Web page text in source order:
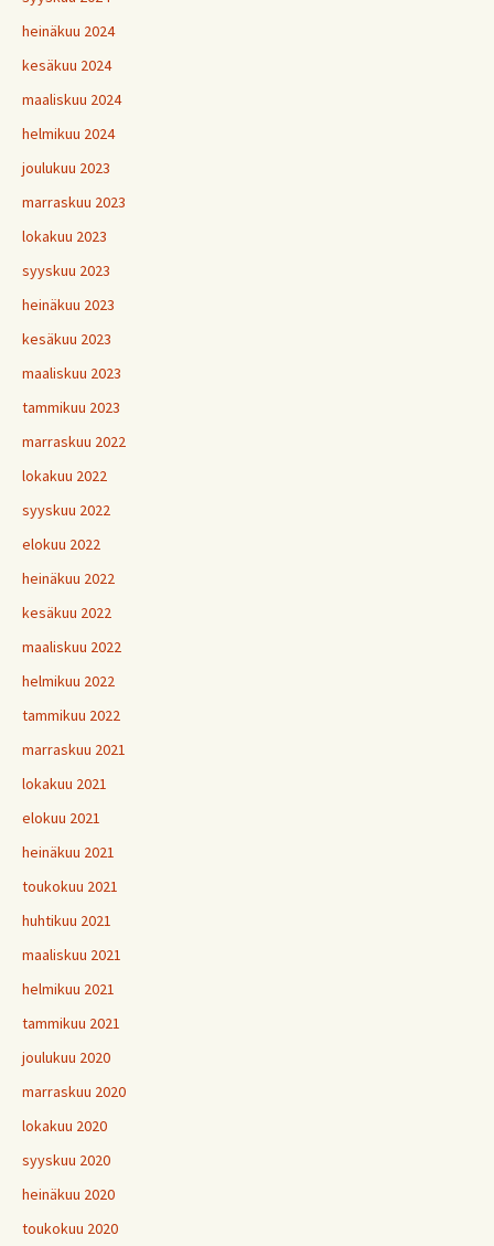
heinäkuu 2024
kesäkuu 2024
maaliskuu 2024
helmikuu 2024
joulukuu 2023
marraskuu 2023
lokakuu 2023
syyskuu 2023
heinäkuu 2023
kesäkuu 2023
maaliskuu 2023
tammikuu 2023
marraskuu 2022
lokakuu 2022
syyskuu 2022
elokuu 2022
heinäkuu 2022
kesäkuu 2022
maaliskuu 2022
helmikuu 2022
tammikuu 2022
marraskuu 2021
lokakuu 2021
elokuu 2021
heinäkuu 2021
toukokuu 2021
huhtikuu 2021
maaliskuu 2021
helmikuu 2021
tammikuu 2021
joulukuu 2020
marraskuu 2020
lokakuu 2020
syyskuu 2020
heinäkuu 2020
toukokuu 2020